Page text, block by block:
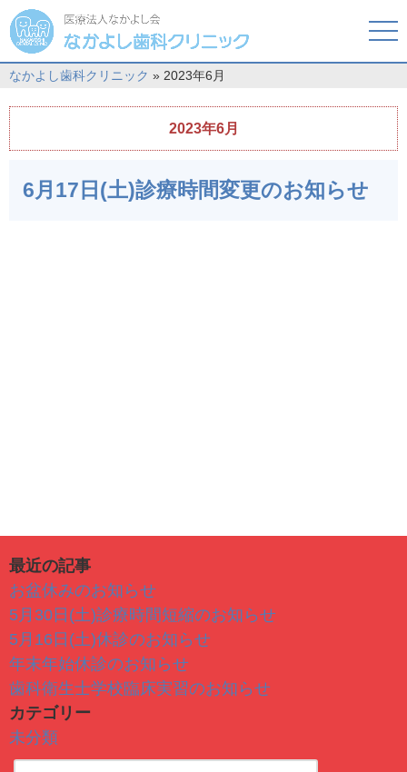
なかよし歯科クリニック » 2023年6月
2023年6月
6月17日(土)診療時間変更のお知らせ
最近の記事
お盆休みのお知らせ
5月30日(土)診療時間短縮のお知らせ
5月16日(土)休診のお知らせ
年末年始休診のお知らせ
歯科衛生士学校臨床実習のお知らせ
カテゴリー
未分類